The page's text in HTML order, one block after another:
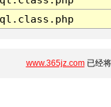
www.365jz.com已经